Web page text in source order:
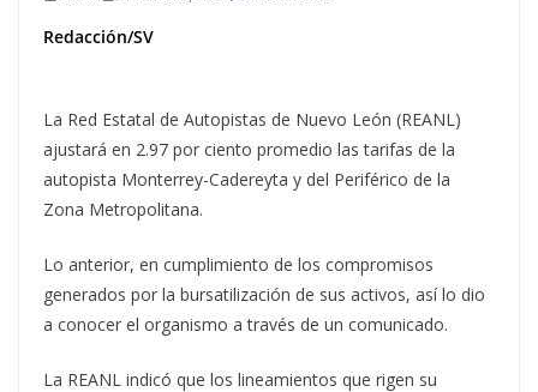
Redacción/SV
La Red Estatal de Autopistas de Nuevo León (REANL)
ajustará en 2.97 por ciento promedio las tarifas de la
autopista Monterrey-Cadereyta y del Periférico de la
Zona Metropolitana.
Lo anterior, en cumplimiento de los compromisos
generados por la bursatilización de sus activos, así lo dio
a conocer el organismo a través de un comunicado.
La REANL indicó que los lineamientos que rigen su